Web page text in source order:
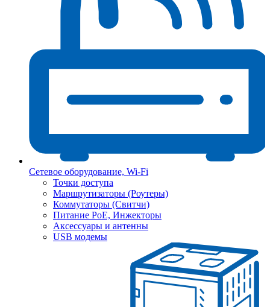
Сетевое оборудование, Wi-Fi
Точки доступа
Маршрутизаторы (Роутеры)
Коммутаторы (Свитчи)
Питание PoE, Инжекторы
Аксессуары и антенны
USB модемы